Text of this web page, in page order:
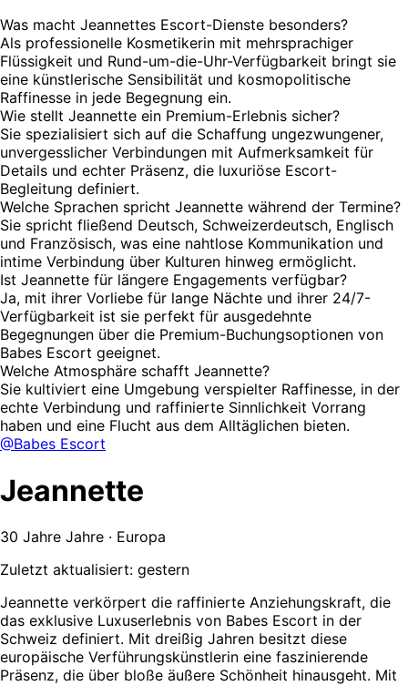
Was macht Jeannettes Escort-Dienste besonders?
Als professionelle Kosmetikerin mit mehrsprachiger
Flüssigkeit und Rund-um-die-Uhr-Verfügbarkeit bringt sie
eine künstlerische Sensibilität und kosmopolitische
Raffinesse in jede Begegnung ein.
Wie stellt Jeannette ein Premium-Erlebnis sicher?
Sie spezialisiert sich auf die Schaffung ungezwungener,
unvergesslicher Verbindungen mit Aufmerksamkeit für
Details und echter Präsenz, die luxuriöse Escort-
Begleitung definiert.
Welche Sprachen spricht Jeannette während der Termine?
Sie spricht fließend Deutsch, Schweizerdeutsch, Englisch
und Französisch, was eine nahtlose Kommunikation und
intime Verbindung über Kulturen hinweg ermöglicht.
Ist Jeannette für längere Engagements verfügbar?
Ja, mit ihrer Vorliebe für lange Nächte und ihrer 24/7-
Verfügbarkeit ist sie perfekt für ausgedehnte
Begegnungen über die Premium-Buchungsoptionen von
Babes Escort geeignet.
Welche Atmosphäre schafft Jeannette?
Sie kultiviert eine Umgebung verspielter Raffinesse, in der
echte Verbindung und raffinierte Sinnlichkeit Vorrang
haben und eine Flucht aus dem Alltäglichen bieten.
@Babes Escort
Jeannette
30 Jahre Jahre · Europa
Zuletzt aktualisiert: gestern
Jeannette verkörpert die raffinierte Anziehungskraft, die
das exklusive Luxuserlebnis von Babes Escort in der
Schweiz definiert. Mit dreißig Jahren besitzt diese
europäische Verführungskünstlerin eine faszinierende
Präsenz, die über bloße äußere Schönheit hinausgeht. Mit